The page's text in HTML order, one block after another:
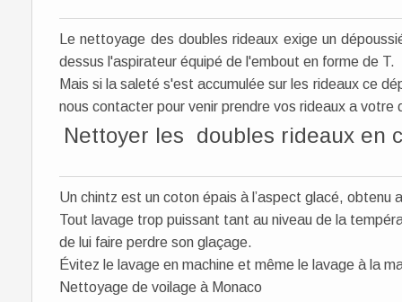
Le nettoyage des doubles rideaux exige un
dessus l'aspirateur équipé de l'embout en forme de T.
Mais si la saleté s'est accumulée sur les rideaux ce
nous contacter pour venir prendre vos rideaux a
Nettoyer les doubles rideaux en
Un chintz est un coton épais à l’aspect glacé, obtenu
Tout lavage trop puissant tant au niveau de la
de lui faire perdre son glaçage.
Évitez le lavage en machine et même le lavage à la
Nettoyage de voilage à Monaco